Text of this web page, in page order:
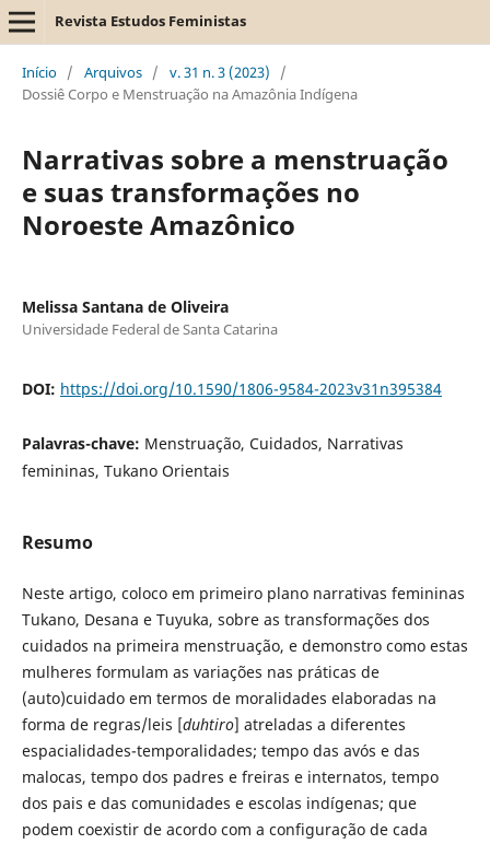
Revista Estudos Feministas
Início / Arquivos / v. 31 n. 3 (2023)
/
Dossiê Corpo e Menstruação na Amazônia Indígena
Narrativas sobre a menstruação
e suas transformações no
Noroeste Amazônico
Melissa Santana de Oliveira
Universidade Federal de Santa Catarina
DOI: https://doi.org/10.1590/1806-9584-2023v31n395384
Palavras-chave: Menstruação, Cuidados, Narrativas
femininas, Tukano Orientais
Resumo
Neste artigo, coloco em primeiro plano narrativas femininas
Tukano, Desana e Tuyuka, sobre as transformações dos
cuidados na primeira menstruação, e demonstro como estas
mulheres formulam as variações nas práticas de
(auto)cuidado em termos de moralidades elaboradas na
forma de regras/leis [duhtiro] atreladas a diferentes
espacialidades-temporalidades; tempo das avós e das
malocas, tempo dos padres e freiras e internatos, tempo
dos pais e das comunidades e escolas indígenas; que
podem coexistir de acordo com a configuração de cada